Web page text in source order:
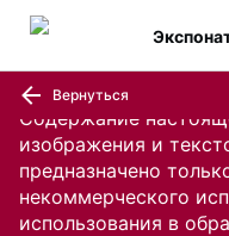
Содержание
изображения и
предназначено
некоммерческого
использования в
Вернуться